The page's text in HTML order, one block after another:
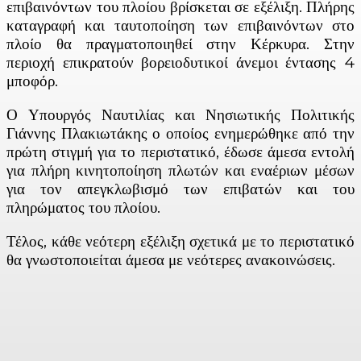
επιβαινόντων του πλοίου βρίσκεται σε εξέλιξη. Πλήρης
καταγραφή και ταυτοποίηση των επιβαινόντων στο
πλοίο θα πραγματοποιηθεί στην Κέρκυρα. Στην
περιοχή επικρατούν βορειοδυτικοί άνεμοι έντασης 4
μποφόρ.
Ο Υπουργός Ναυτιλίας και Νησιωτικής Πολιτικής
Γιάννης Πλακιωτάκης ο οποίος ενημερώθηκε από την
πρώτη στιγμή για το περιστατικό, έδωσε άμεσα εντολή
για πλήρη κινητοποίηση πλωτών και εναέριων μέσων
για τον απεγκλωβισμό των επιβατών και του
πληρώματος του πλοίου.
Τέλος, κάθε νεότερη εξέλιξη σχετικά με το περιστατικό
θα γνωστοποιείται άμεσα με νεότερες ανακοινώσεις.